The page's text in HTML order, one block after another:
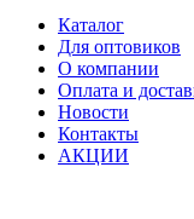
Каталог
Для оптовиков
О компании
Оплата и
Новости
Контакты
АКЦИИ